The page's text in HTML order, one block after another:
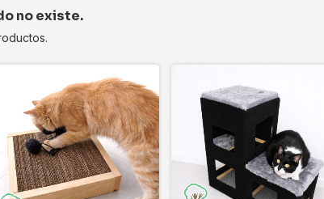
no existe.